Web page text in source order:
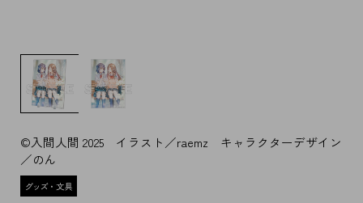
©入間人間 2025 イラスト／raemz キャラクターデザイン
／のん